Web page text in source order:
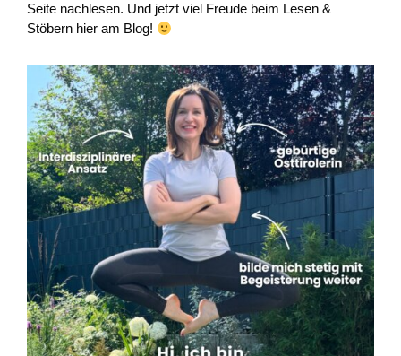
Seite nachlesen. Und jetzt viel Freude beim Lesen &
Stöbern hier am Blog!